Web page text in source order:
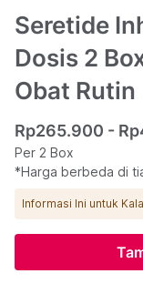
Seretide
Dosis 2
Obat Rutin
Rp265.900 -
Per 2 Box
*Harga berbeda di
Informasi Ini untuk